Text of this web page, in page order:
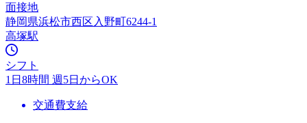
面接地
静岡県浜松市西区入野町6244-1
高塚駅
シフト
1日8時間 週5日からOK
交通費支給